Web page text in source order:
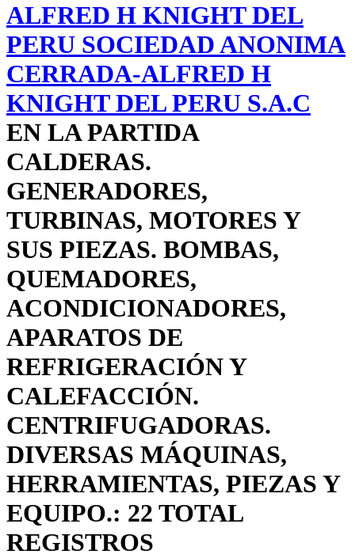
ALFRED H KNIGHT DEL
PERU SOCIEDAD ANONIMA
CERRADA-ALFRED H
KNIGHT DEL PERU S.A.C
EN LA PARTIDA
CALDERAS.
GENERADORES,
TURBINAS, MOTORES Y
SUS PIEZAS. BOMBAS,
QUEMADORES,
ACONDICIONADORES,
APARATOS DE
REFRIGERACIÓN Y
CALEFACCIÓN.
CENTRIFUGADORAS.
DIVERSAS MÁQUINAS,
HERRAMIENTAS, PIEZAS Y
EQUIPO.: 22 TOTAL
REGISTROS